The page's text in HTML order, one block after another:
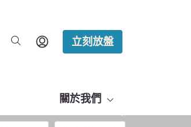
立刻放盤
關於我們